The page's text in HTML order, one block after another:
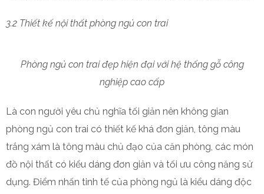
3.2 Thiết kế nội thất phòng ngủ con trai
Phòng ngủ con trai đẹp hiện đại với hệ thống gỗ công
nghiệp cao cấp
Là con người yêu chủ nghĩa tối giản nên không gian
phòng ngủ con trai có thiết kế khá đơn giản, tông màu
trắng xám là tông màu chủ đạo của căn phòng, các món
đồ nội thất có kiểu dáng đơn giản và tối ưu công năng sử
dụng. Điểm nhấn tinh tế của phòng ngủ là kiểu dáng độc